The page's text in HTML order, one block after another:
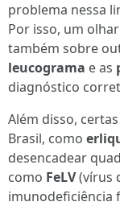
problema nessa
Por isso, um
também sobre
leucograma e as
diagnóstico
Além disso,
Brasil, como
desencadear
como FeLV(vírus
imunodeficiência